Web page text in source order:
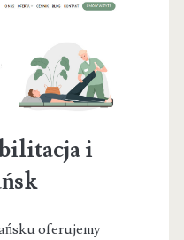
i
oferujemy